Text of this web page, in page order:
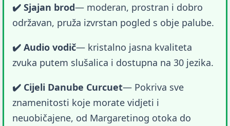
✔️ Sjajan brod— moderan, prostran i dobro
održavan, pruža izvrstan pogled s obje palube.
✔️ Audio vodič— kristalno jasna kvaliteta
zvuka putem slušalica i dostupna na 30 jezika.
✔️ Cijeli Danube Curcuet— Pokriva sve
znamenitosti koje morate vidjeti i
neuobičajene, od Margaretinog otoka do